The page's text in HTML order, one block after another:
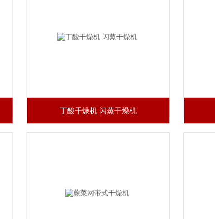
丁酸干燥机 闪蒸干燥机